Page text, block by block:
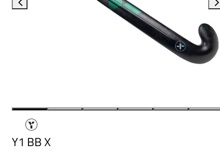
Y1 BB X